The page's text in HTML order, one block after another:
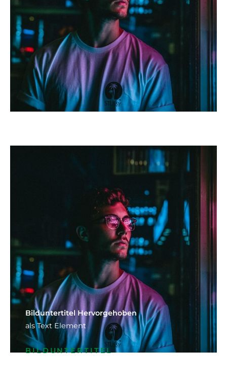
Bild­unter­titel Hervorgehoben
als Text Element
BILDUNTERTITEL